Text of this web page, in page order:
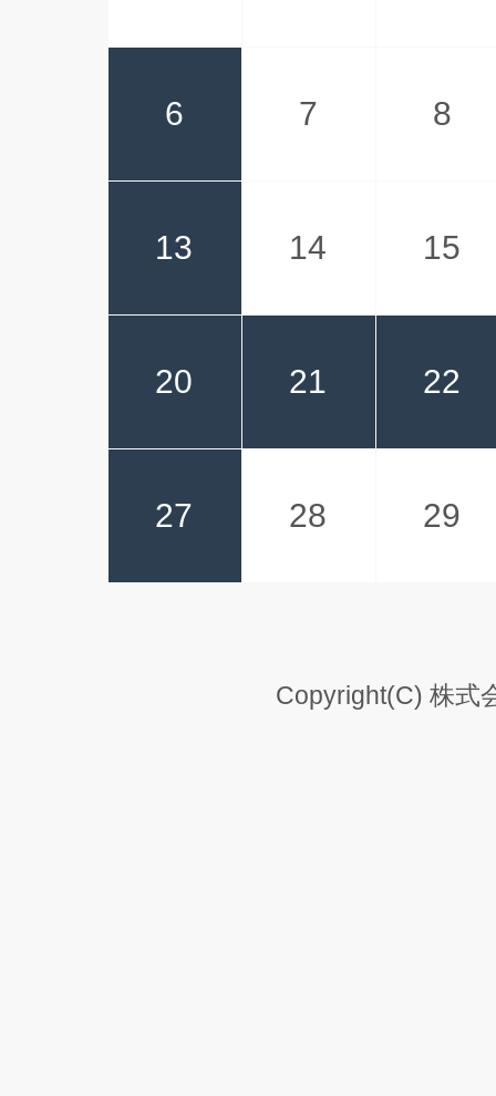
6 7 8
13 14 15
20 21 22
27 28 29
Copyright(C) 株式